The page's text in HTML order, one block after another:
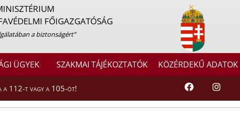
FŐIGAZGATÓSÁG
a biztonságért”
ÜGYEK SZAKMAI TÁJÉKOZTATÓK KÖZÉRDEKŰ ADATOK
a 112-t vagy a 105-öt!